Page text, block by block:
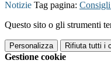
Notizie Tag pagina:
Questo sito o gli strumenti
Personalizza Rifiuta tutti i
Gestione cookie